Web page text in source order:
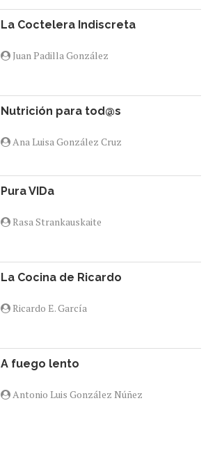
La Coctelera Indiscreta
Juan Padilla González
Nutrición para tod@s
Ana Luisa González Cruz
Pura VIDa
Rasa Strankauskaite
La Cocina de Ricardo
Ricardo E. García
A fuego lento
Antonio Luis González Núñez